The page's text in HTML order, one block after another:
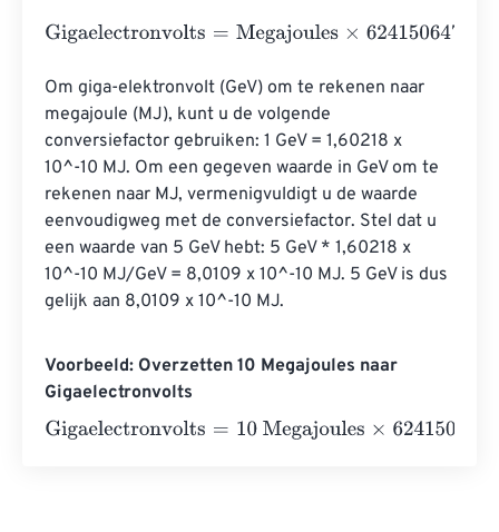
Gigaelectronvolts=Megajoules×
Om giga-elektronvolt (GeV) om te rekenen naar
megajoule (MJ), kunt u de volgende
conversiefactor gebruiken: 1 GeV = 1,60218 x
10^-10 MJ. Om een ​​gegeven waarde in GeV om te
rekenen naar MJ, vermenigvuldigt u de waarde
eenvoudigweg met de conversiefactor. Stel dat u
een waarde van 5 GeV hebt: 5 GeV * 1,60218 x
10^-10 MJ/GeV = 8,0109 x 10^-10 MJ. 5 GeV is dus
gelijk aan 8,0109 x 10^-10 MJ.
Voorbeeld: Overzetten 10 Megajoules naar
Gigaelectronvolts
Gigaelectronvolts=10 Megajoules×